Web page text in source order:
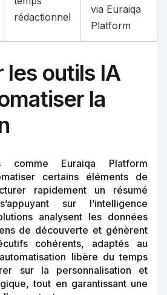
rédactionnel
via Euraiqa
Platform
les outils IA
la
comme Euraiqa Platform
certains éléments de
rapidement un résumé
sur l’intelligence
analysent les données
de découverte et génèrent
cohérents, adaptés au
libère du temps
sur la personnalisation et
tout en garantissant une